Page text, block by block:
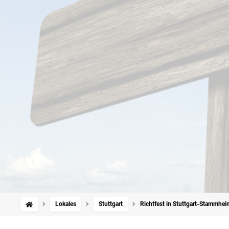
Lokales Stuttgart Richtfest in Stuttgart-